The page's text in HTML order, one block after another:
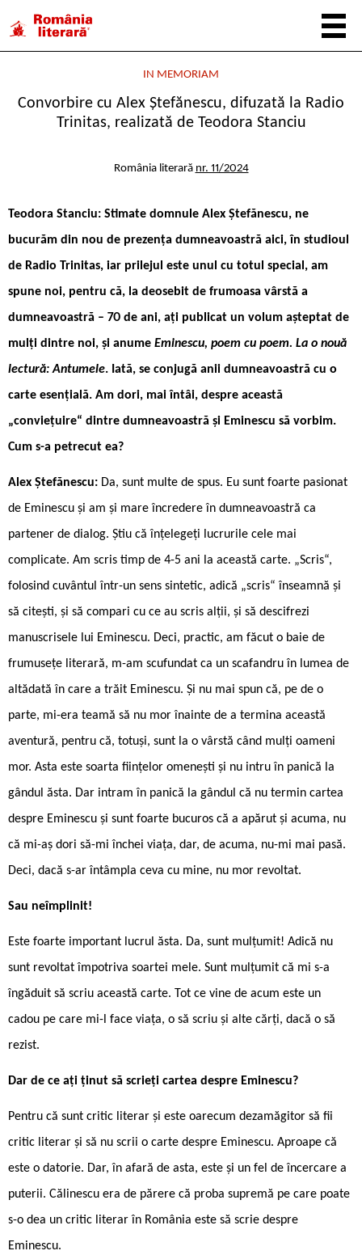
IN MEMORIAM
Convorbire cu Alex Ștefănescu, difuzată la Radio
Trinitas, realizată de Teodora Stanciu
România literară nr. 11/2024
Teodora Stanciu: Stimate domnule Alex Ștefănescu, ne
bucurăm din nou de prezența dumneavoastră aici, în studioul
de Radio Trinitas, iar prilejul este unul cu totul special, am
spune noi, pentru că, la deosebit de frumoasa vârstă a
dumneavoastră – 70 de ani, ați publicat un volum așteptat de
mulți dintre noi, și anume Eminescu, poem cu poem. La o nouă
lectură: Antumele. Iată, se conjugă anii dumneavoastră cu o
carte esențială. Am dori, mai întâi, despre această
„conviețuire“ dintre dumneavoastră și Eminescu să vorbim.
Cum s-a petrecut ea?
Alex Ștefănescu: Da, sunt multe de spus. Eu sunt foarte pasionat
de Eminescu și am și mare încredere în dumneavoastră ca
partener de dialog. Știu că înțelegeți lucrurile cele mai
complicate. Am scris timp de 4-5 ani la această carte. „Scris“,
folosind cuvântul într-un sens sintetic, adică „scris“ înseamnă și
să citești, și să compari cu ce au scris alții, și să descifrezi
manuscrisele lui Eminescu. Deci, practic, am făcut o baie de
frumusețe literară, m-am scufundat ca un scafandru în lumea de
altădată în care a trăit Eminescu. Și nu mai spun că, pe de o
parte, mi-era teamă să nu mor înainte de a termina această
aventură, pentru că, totuși, sunt la o vârstă când mulți oameni
mor. Asta este soarta ființelor omenești și nu intru în panică la
gândul ăsta. Dar intram în panică la gândul că nu termin cartea
despre Eminescu și sunt foarte bucuros că a apărut și acuma, nu
că mi-aș dori să-mi închei viața, dar, de acuma, nu-mi mai pasă.
Deci, dacă s-ar întâmpla ceva cu mine, nu mor revoltat.
Sau neîmplinit!
Este foarte important lucrul ăsta. Da, sunt mulțumit! Adică nu
sunt revoltat împotriva soartei mele. Sunt mulțumit că mi s-a
îngăduit să scriu această carte. Tot ce vine de acum este un
cadou pe care mi-l face viața, o să scriu și alte cărți, dacă o să
rezist.
Dar de ce ați ținut să scrieți cartea despre Eminescu?
Pentru că sunt critic literar și este oarecum dezamăgitor să fii
critic literar și să nu scrii o carte despre Eminescu. Aproape că
este o datorie. Dar, în afară de asta, este și un fel de încercare a
puterii. Călinescu era de părere că proba supremă pe care poate
s-o dea un critic literar în România este să scrie despre
Eminescu.